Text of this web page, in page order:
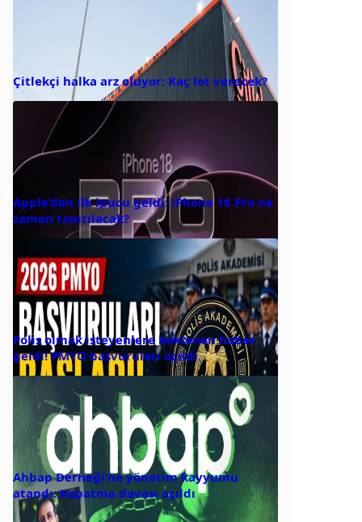
Çitlekçi halka arz oluyor: Kaç lot verecek?
Apple’dan ilk ipucu geldi: iPhone 18 Pro ne
zaman tanıtılacak?
Polis olmak isteyenlere beklenen haber
geldi! PMYO başvuruları açıldı
Ahbap Derneği’ne yönetim kayyumu
atandı: Kapatma davası açıldı